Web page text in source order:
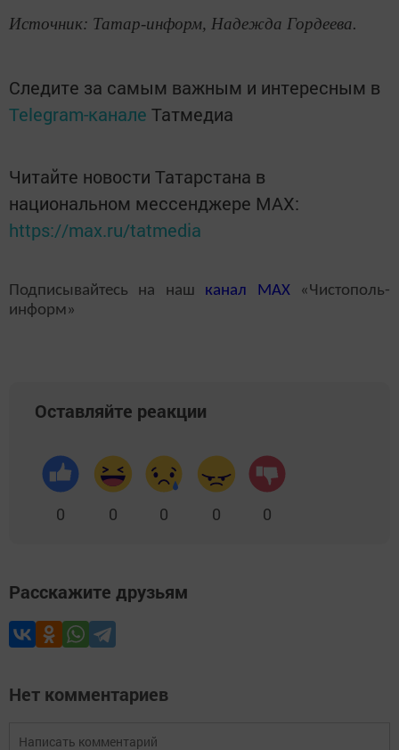
Источник: Татар-информ, Надежда Гордеева.
Следите за самым важным и интересным в
Telegram-канале Татмедиа
Читайте новости Татарстана в
национальном мессенджере MАХ:
https://max.ru/tatmedia
Подписывайтесь на наш канал MAX«Чистополь-
информ»
Оставляйте реакции
0 0 0 0 0
Расскажите друзьям
Нет комментариев